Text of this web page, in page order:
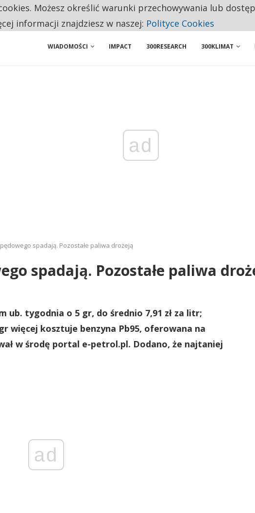
PRZEMYSŁ. NA LIŚCIE SĄ DWA PODMIOTY Z POLSKI
WIADOMOŚCI IMPACT 300RESEARCH 300KLIMAT
ad
spadają. Pozostałe paliwa drożeją
spadają. Pozostałe paliwa
ub. tygodnia o 5 gr, do średnio 7,91 zł za litr;
więcej kosztuje benzyna Pb95, oferowana na
w środę portal e-petrol.pl. Dodano, że najtaniej
ad
Możesz określić warunki przechowywania lub
informacji znajdziesz w naszej: Polityce Cookies